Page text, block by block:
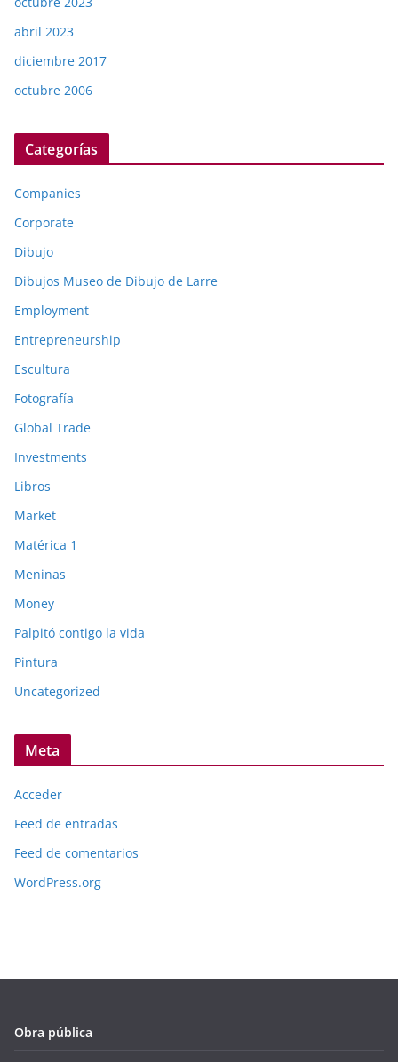
abril 2023
diciembre 2017
octubre 2006
Categorías
Companies
Corporate
Dibujo
Dibujos Museo de Dibujo de Larre
Employment
Entrepreneurship
Escultura
Fotografía
Global Trade
Investments
Libros
Market
Matérica 1
Meninas
Money
Palpitó contigo la vida
Pintura
Uncategorized
Meta
Acceder
Feed de entradas
Feed de comentarios
WordPress.org
Obra pública